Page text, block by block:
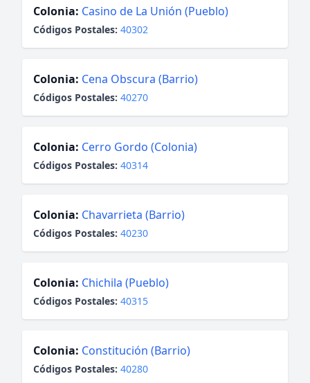
Colonia: Casino de La Unión (Pueblo)
Códigos Postales: 40302
Colonia: Cena Obscura (Barrio)
Códigos Postales: 40270
Colonia: Cerro Gordo (Colonia)
Códigos Postales: 40314
Colonia: Chavarrieta (Barrio)
Códigos Postales: 40230
Colonia: Chichila (Pueblo)
Códigos Postales: 40315
Colonia: Constitución (Barrio)
Códigos Postales: 40280